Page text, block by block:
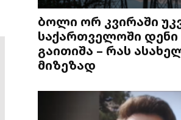
ბოლი ორ კვირაში
საქართველოში
გაითიშა – რას
მიზეზად